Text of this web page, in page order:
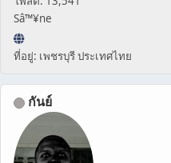
Sâ™¥ne
ที่อยู่: เพชรบุรี ประเทศไทย
กันย์